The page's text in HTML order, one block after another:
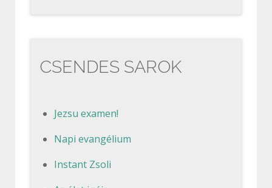
CSENDES SAROK
Jezsu examen!
Napi evangélium
Instant Zsoli